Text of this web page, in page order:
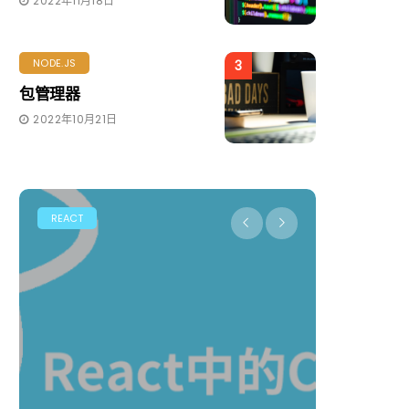
3
NODE.JS
包管理器
2022年10月21日
REACT